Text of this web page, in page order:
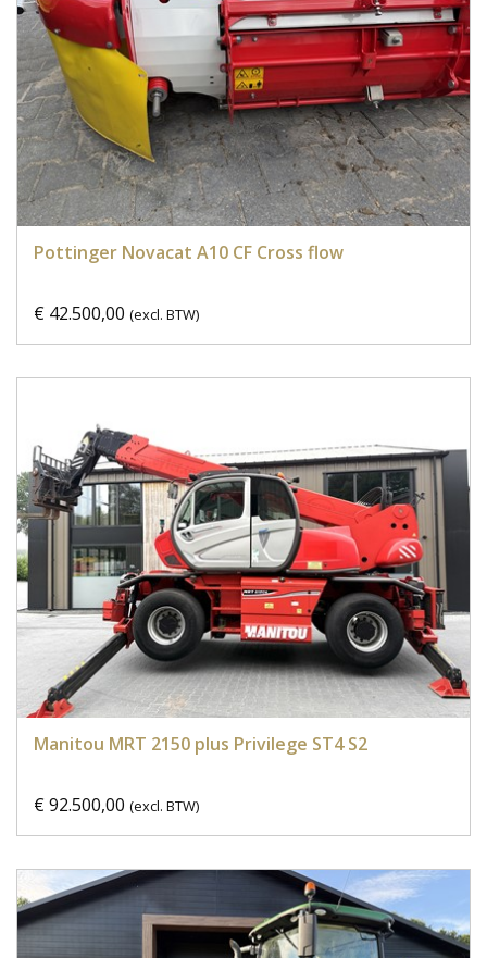
Pottinger Novacat A10 CF Cross flow
€ 42.500,00 (excl. BTW)
Manitou MRT 2150 plus Privilege ST4 S2
€ 92.500,00 (excl. BTW)